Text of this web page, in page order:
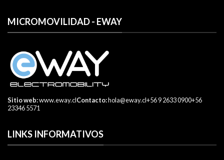
MICROMOVILIDAD - EWAY
Sitio web:www.eway.clContacto:hola@eway.cl+56 9 2633 0900+56
23346 5571
LINKS INFORMATIVOS